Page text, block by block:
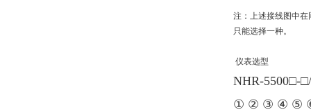
注：上述接线图中
只能选择一种。
仪表选型
NHR-5500□-
① ② ③ ④ ⑤